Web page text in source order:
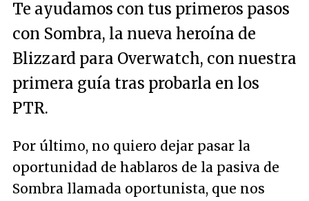
Te ayudamos con tus primeros pasos
con Sombra, la nueva heroína de
Blizzard para Overwatch, con nuestra
primera guía tras probarla en los
PTR.
Por último, no quiero dejar pasar la
oportunidad de hablaros de la pasiva de
Sombra llamada oportunista, que nos